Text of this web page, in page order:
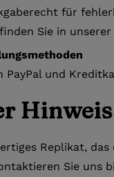
für
Sie in
PayPal und
Replikat,
Sie uns